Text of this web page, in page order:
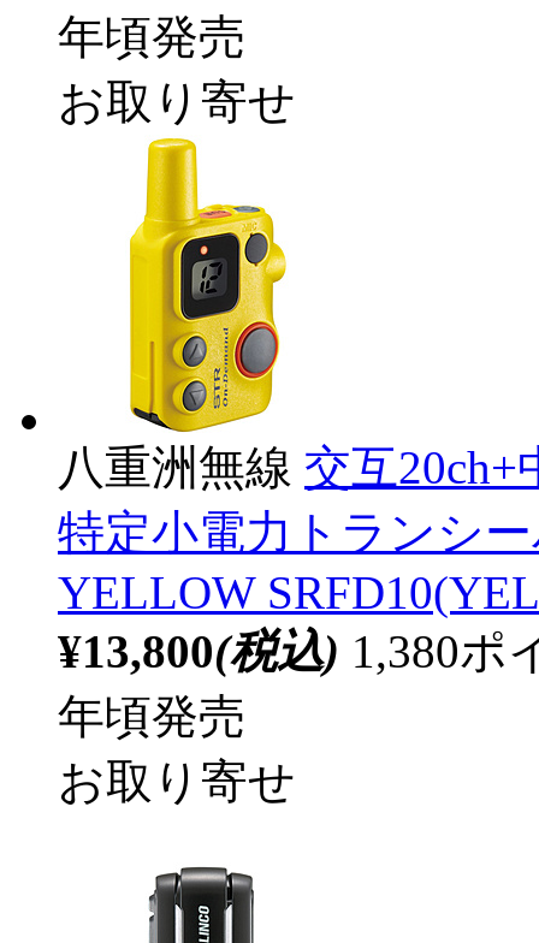
年頃発売
お取り寄せ
八重洲無線 交互20ch+
特定小電力トランシー
YELLOW
¥13,800(税込) 1,380ポ
年頃発売
お取り寄せ